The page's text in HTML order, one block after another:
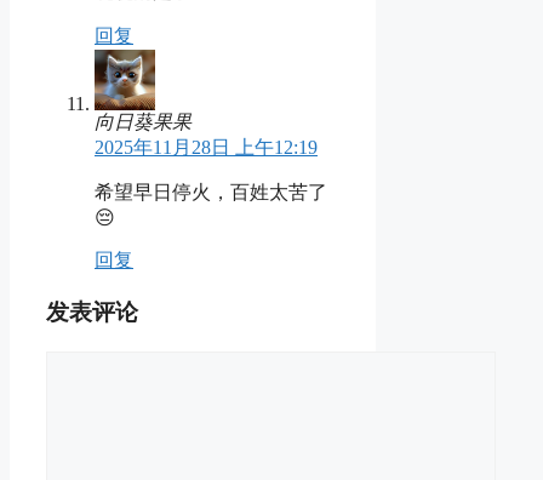
回复
向日葵果果
2025年11月28日 上午12:19
希望早日停火，百姓太苦了
😔
回复
发表评论